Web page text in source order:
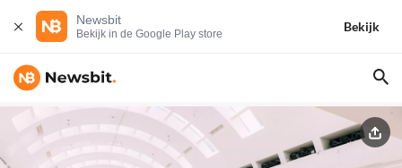
Newsbit
Bekijk in de Google Play store
Bekijk